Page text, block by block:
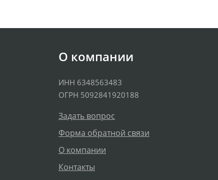
О компании
ИНН 6348563483
ОГРН 5092841920188
Задать вопрос
Форма обратной связи
О компании
Контакты